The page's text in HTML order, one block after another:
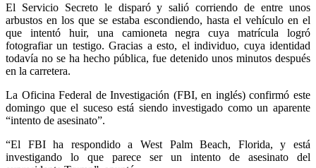
El Servicio Secreto le disparó y salió corriendo de entre unos
arbustos en los que se estaba escondiendo, hasta el vehículo en el
que intentó huir, una camioneta negra cuya matrícula logró
fotografiar un testigo. Gracias a esto, el individuo, cuya identidad
todavía no se ha hecho pública, fue detenido unos minutos después
en la carretera.
La Oficina Federal de Investigación (FBI, en inglés) confirmó este
domingo que el suceso está siendo investigado como un aparente
“intento de asesinato”.
“El FBI ha respondido a West Palm Beach, Florida, y está
investigando lo que parece ser un intento de asesinato del